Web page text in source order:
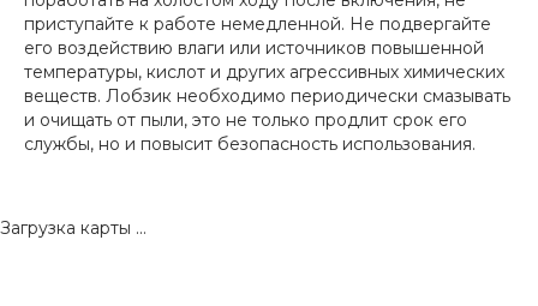
приступайте к работе немедленной. Не подвергайте
его воздействию влаги или источников повышенной
температуры, кислот и других агрессивных химических
веществ. Лобзик необходимо периодически смазывать
и очищать от пыли, это не только продлит срок его
службы, но и повысит безопасность использования.
Загрузка карты ...